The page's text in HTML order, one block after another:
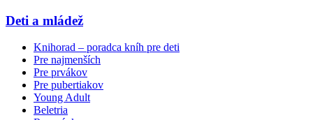
Deti a mládež
Knihorad – poradca kníh pre deti
Pre najmenších
Pre prvákov
Pre pubertiakov
Young Adult
Beletria